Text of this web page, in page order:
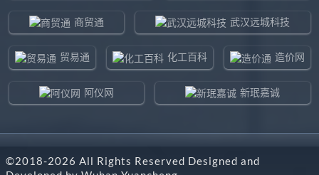
商贸通 武汉远城科技
贸易通 化工百科 造价网
阿仪网 新珉嘉诚
东北制造网 药智通
©2018-2026 All Rights Reserved Designed and